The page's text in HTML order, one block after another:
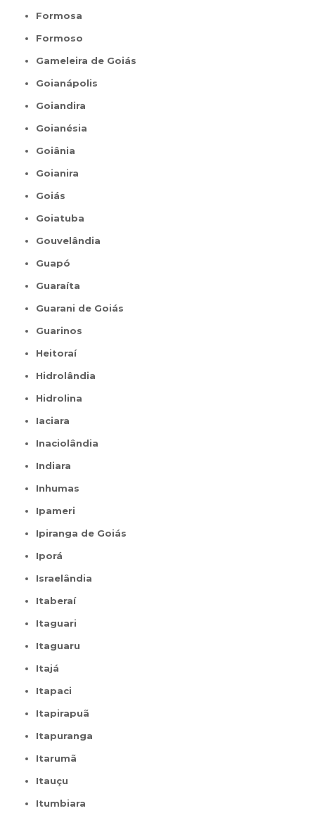
Formosa
Formoso
Gameleira de Goiás
Goianápolis
Goiandira
Goianésia
Goiânia
Goianira
Goiás
Goiatuba
Gouvelândia
Guapó
Guaraíta
Guarani de Goiás
Guarinos
Heitoraí
Hidrolândia
Hidrolina
Iaciara
Inaciolândia
Indiara
Inhumas
Ipameri
Ipiranga de Goiás
Iporá
Israelândia
Itaberaí
Itaguari
Itaguaru
Itajá
Itapaci
Itapirapuã
Itapuranga
Itarumã
Itauçu
Itumbiara